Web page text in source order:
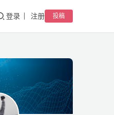
登录 注册 投稿